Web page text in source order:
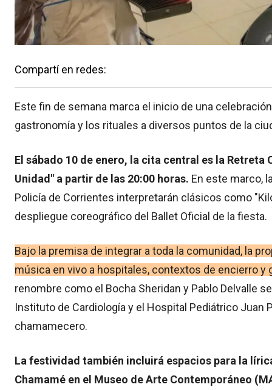
Compartí en redes:
Este fin de semana marca el inicio de una
gastronomía y los rituales a diversos puntos de la
El sábado 10 de enero, la cita central es la Retreta
Unidad" a partir de las 20:00 horas. En este marco,
Policía de Corrientes interpretarán clásicos como
despliegue coreográfico del Ballet Oficial de la fiesta.
Bajo la premisa de integrar a toda la comunidad, la
música en vivo a hospitales, contextos de encierro y
renombre como el Bocha Sheridan y Pablo Delvalle
Instituto de Cardiología y el Hospital Pediátrico Juan
chamamecero.
La festividad también incluirá espacios para la
Chamamé en el Museo de Arte Contemporáneo